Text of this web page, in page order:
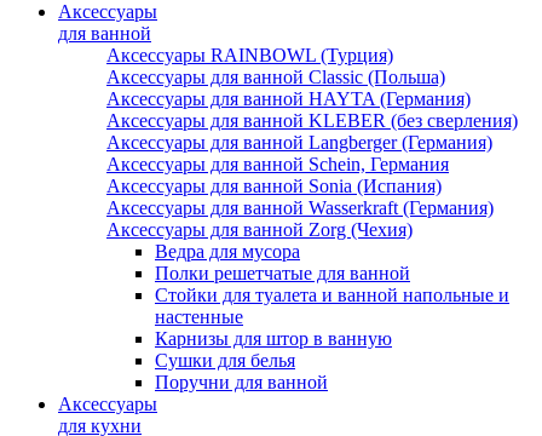
Аксессуары
для ванной
Аксессуары RAINBOWL (Турция)
Аксессуары для ванной Classic (Польша)
Аксессуары для ванной HAYTA (Германия)
Аксессуары для ванной KLEBER (без сверления)
Аксессуары для ванной Langberger (Германия)
Аксессуары для ванной Schein, Германия
Аксессуары для ванной Sonia (Испания)
Аксессуары для ванной Wasserkraft (Германия)
Аксессуары для ванной Zorg (Чехия)
Ведра для мусора
Полки решетчатые для ванной
Стойки для туалета и ванной напольные и
настенные
Карнизы для штор в ванную
Сушки для белья
Поручни для ванной
Аксессуары
для кухни